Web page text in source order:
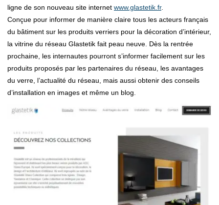
ligne de son nouveau site internet www.glastetik.fr.
Conçue pour informer de manière claire tous les acteurs français
du bâtiment sur les produits verriers pour la décoration d’intérieur,
la vitrine du réseau Glastetik fait peau neuve. Dès la rentrée
prochaine, les internautes pourront s’informer facilement sur les
produits proposés par les partenaires du réseau, les avantages
du verre, l’actualité du réseau, mais aussi obtenir des conseils
d’installation en images et même un blog.